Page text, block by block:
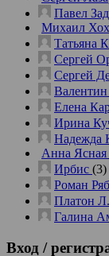
Павел
Михаил
Татьяна
Сергей
Сергей
Елена
Ирина
Надежда
Анна Ясная
Ирбис (3)
Роман
Платон Л.
Галина
Вход /